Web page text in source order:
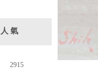
人 氣
2915